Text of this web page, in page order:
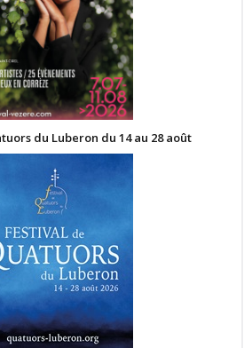
du Luberon du 14 au 28 août